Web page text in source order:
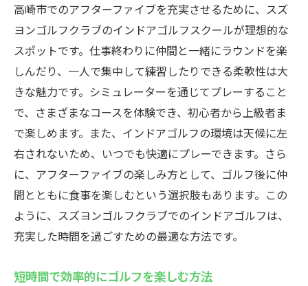
高崎市でのアフターファイブを充実させるために、スズ
ヨンゴルフクラブのインドアゴルフスクールが理想的な
スポットです。仕事終わりに仲間と一緒にラウンドを楽
しんだり、一人で集中して練習したりできる柔軟性は大
きな魅力です。シミュレーターを通じてプレーすること
で、さまざまなコースを体験でき、初心者から上級者ま
で楽しめます。また、インドアゴルフの環境は天候に左
右されないため、いつでも快適にプレーできます。さら
に、アフターファイブの楽しみ方として、ゴルフ後に仲
間とともに食事を楽しむという選択肢もあります。この
ように、スズヨンゴルフクラブでのインドアゴルフは、
充実した時間を過ごすための最適な方法です。
短時間で効率的にゴルフを楽しむ方法